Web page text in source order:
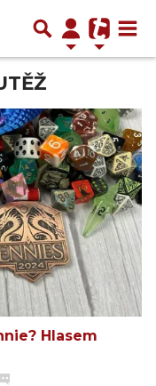
Hlasem